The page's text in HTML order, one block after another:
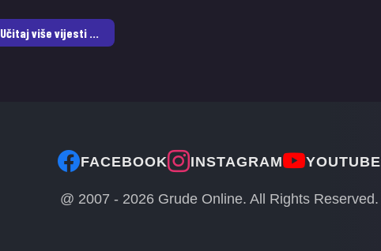
Učitaj više vijesti ...
FACEBOOK INSTAGRAM YOUTUBE
@ 2007 - 2026Grude Online. All Rights Reserved.